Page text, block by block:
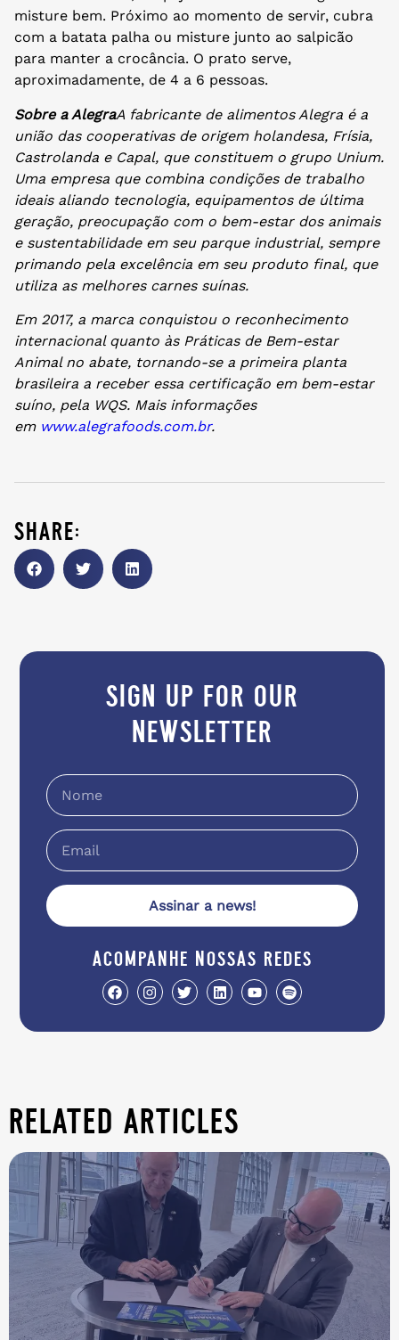
misture bem. Próximo ao momento de servir, cubra
com a batata palha ou misture junto ao salpicão
para manter a crocância. O prato serve,
aproximadamente, de 4 a 6 pessoas.
Sobre a AlegraA fabricante de alimentos Alegra é a
união das cooperativas de origem holandesa, Frísia,
Castrolanda e Capal, que constituem o grupo Unium.
Uma empresa que combina condições de trabalho
ideais aliando tecnologia, equipamentos de última
geração, preocupação com o bem-estar dos animais
e sustentabilidade em seu parque industrial, sempre
primando pela excelência em seu produto final, que
utiliza as melhores carnes suínas.
Em 2017, a marca conquistou o reconhecimento
internacional quanto às Práticas de Bem-estar
Animal no abate, tornando-se a primeira planta
brasileira a receber essa certificação em bem-estar
suíno, pela WQS. Mais informações
em www.alegrafoods.com.br.
share:
sign up for our
newsletter
Assinar a news!
acompanhe nossas redes
related articles